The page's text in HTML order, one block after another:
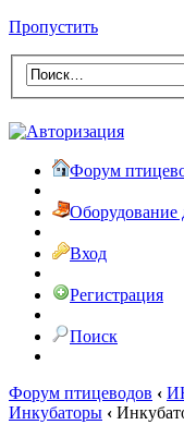
Пропустить
Форум
Оборудование
Вход
Регистрация
Поиск
Форум птицеводов ‹
Инкубаторы ‹